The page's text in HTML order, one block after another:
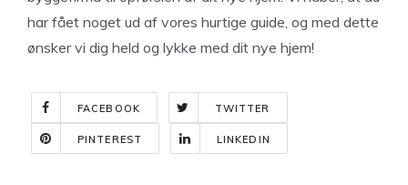
har fået noget ud af vores hurtige guide, og med dette
ønsker vi dig held og lykke med dit nye hjem!
FACEBOOK TWITTER
PINTEREST LINKEDIN